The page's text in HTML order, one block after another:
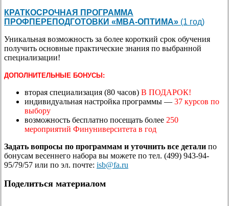
КРАТКОСРОЧНАЯ ПРОГРАММА
ПРОФПЕРЕПОДГОТОВКИ «MBA-ОПТИМА» (1 год)
Уникальная возможность за более короткий срок обучения
получить основные практические знания по выбранной
специализации!
ДОПОЛНИТЕЛЬНЫЕ БОНУСЫ:
вторая специализация (80 часов) В ПОДАРОК!
индивидуальная настройка программы — 37 курсов по
выбору
возможность бесплатно посещать более 250
мероприятий Финуниверситета в год
Задать вопросы по программам и уточнить все детали по
бонусам весеннего набора вы можете по тел. (499) 943-94-
95/79/57 или по эл. почте: isb@fa.ru
Поделиться материалом